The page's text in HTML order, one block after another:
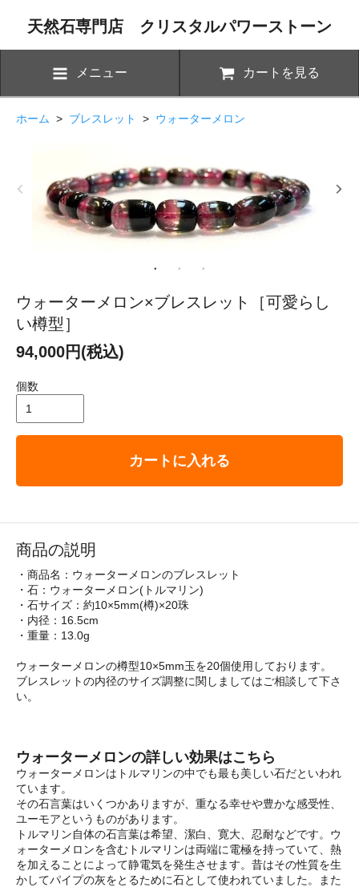
天然石専門店 クリスタルパワーストーン
メニュー カートを見る
ホーム > ブレスレット > ウォーターメロン
ウォーターメロン×ブレスレット［可愛らし
い樽型］
94,000円(税込)
個数
カートに入れる
商品の説明
・商品名：ウォーターメロンのブレスレット
・石：ウォーターメロン(トルマリン)
・石サイズ：約10×5mm(樽)×20珠
・内径：16.5cm
・重量：13.0g
ウォーターメロンの樽型10×5mm玉を20個使用しております。
ブレスレットの内径のサイズ調整に関しましてはご相談して下さ
い。
ウォーターメロンの詳しい効果はこちら
ウォーターメロンはトルマリンの中でも最も美しい石だといわれ
ています。
その石言葉はいくつかありますが、重なる幸せや豊かな感受性、
ユーモアというものがあります。
トルマリン自体の石言葉は希望、潔白、寛大、忍耐などです。ウ
ォーターメロンを含むトルマリンは両端に電極を持っていて、熱
を加えることによって静電気を発生させます。昔はその性質を生
かしてパイプの灰をとるために石として使われていました。また